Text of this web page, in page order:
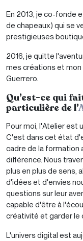
En 2013, je co-fonde
de chapeaux) qui se
prestigieuses
2016, je quitte
mes créations et mon
Guerrero.
Qu’est-ce qui
particulière de l’
Pour moi, l'Atelier est
C'est dans cet état
cadre de la formation
différence. Nous
plus en plus de sens,
d'idées et d'envies
questions sur leur
capable d'être à
créativité et garder le
L'univers digital est